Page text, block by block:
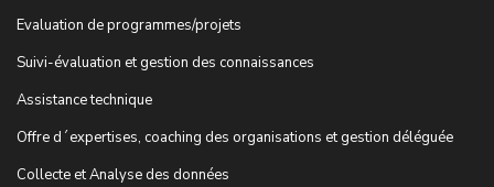
Evaluation de programmes/projets
Suivi-évaluation et gestion des connaissances
Assistance technique
Offre d´expertises, coaching des organisations et gestion déléguée
Collecte et Analyse des données